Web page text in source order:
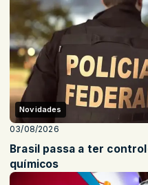
Novidades
03/08/2026
Brasil passa a ter
químicos